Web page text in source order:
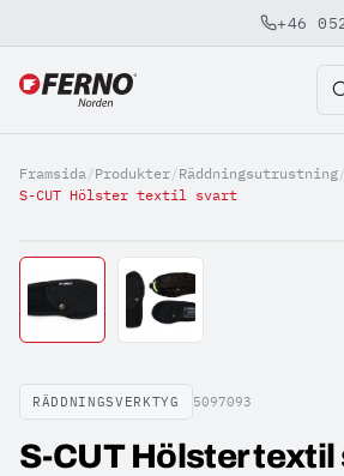
Jump to content
+46
Framsida/Produkter/Räddningsutrustning/
S-CUT Hölster textil svart
RÄDDNINGSVERKTYG 5097093
S-CUT Hölster textil